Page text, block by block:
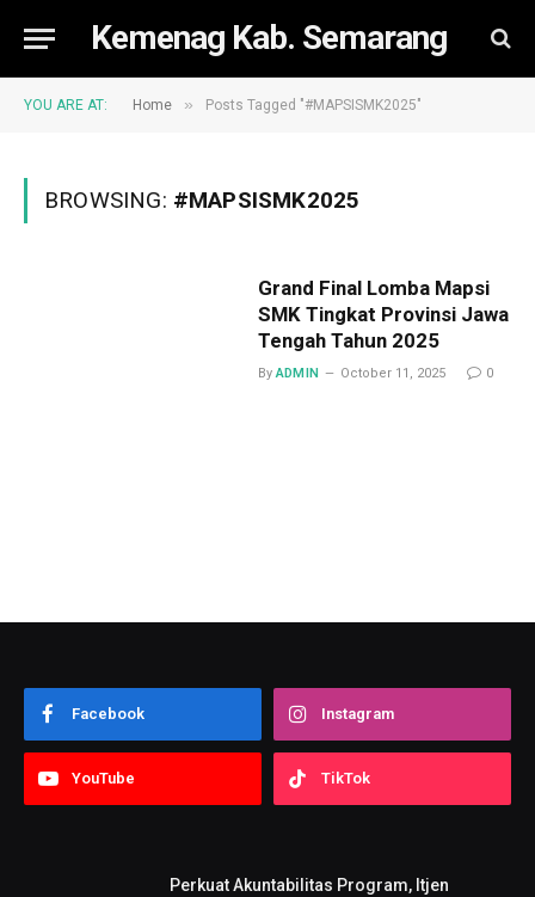
Kemenag Kab. Semarang
YOU ARE AT: Home » Posts Tagged "#MAPSISMK2025"
BROWSING: #MAPSISMK2025
Grand Final Lomba Mapsi
SMK Tingkat Provinsi Jawa
Tengah Tahun 2025
By ADMIN October 11, 2025 0
Facebook Instagram
YouTube TikTok
Perkuat Akuntabilitas Program, Itjen